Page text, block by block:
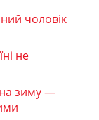
чоловік
не
зиму —